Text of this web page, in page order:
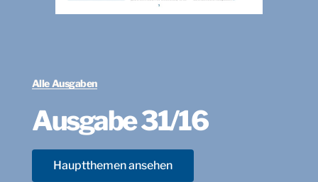
Alle Ausgaben
Ausgabe 31/16
Hauptthemen ansehen